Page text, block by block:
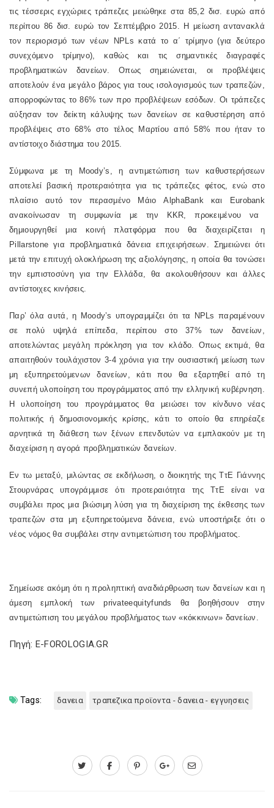
τις τέσσερις εγχώριες τράπεζες μειώθηκε στα 85,2 δισ. ευρώ από
περίπου 86 δισ. ευρώ τον Σεπτέμβριο 2015. Η μείωση αντανακλά
τον περιορισμό των νέων
NPLs κατά το α΄ τρίμηνο (για δεύτερο
συνεχόμενο τρίμηνο), καθώς και τις σημαντικές διαγραφές
προβληματικών δανείων. Οπως σημειώνεται, οι προβλέψεις
αποτελούν ένα μεγάλο βάρος για τους ισολογισμούς των τραπεζών,
απορροφώντας το 86% των προ προβλέψεων εσόδων. Οι τράπεζες
αύξησαν τον δείκτη κάλυψης των δανείων σε καθυστέρηση από
προβλέψεις στο 68% στο τέλος Μαρτίου από 58% που ήταν το
αντίστοιχο διάστημα του 2015.
Σύμφωνα με τη Moody’s , η αντιμετώπιση των καθυστερήσεων
αποτελεί βασική προτεραιότητα για τις τράπεζες φέτος, ενώ στο
πλαίσιο αυτό τον περασμένο ΜάιοAlphaBank και
Eurobank
ανακοίνωσαν τη συμφωνία με την
KKR, προκειμένου να
δημιουργηθεί μια κοινή πλατφόρμα που θα διαχειρίζεται η
Pillarstone για προβληματικά δάνεια επιχειρήσεων. Σημειώνει ότι
μετά την επιτυχή ολοκλήρωση της αξιολόγησης, η οποία θα τονώσει
την εμπιστοσύνη για την Ελλάδα, θα ακολουθήσουν και άλλες
αντίστοιχες κινήσεις.
Παρ’ όλα αυτά, η Moody’s υπογραμμίζει ότι τα NPLs παραμένουν
σε πολύ υψηλά επίπεδα, περίπου στο 37% των δανείων,
αποτελώντας μεγάλη πρόκληση για τον κλάδο. Οπως εκτιμά, θα
απαιτηθούν τουλάχιστον 3-4 χρόνια για την ουσιαστική μείωση των
μη εξυπηρετούμενων δανείων, κάτι που θα εξαρτηθεί από τη
συνεπή υλοποίηση του προγράμματος από την ελληνική κυβέρνηση.
Η υλοποίηση του προγράμματος θα μειώσει τον κίνδυνο νέας
πολιτικής ή δημοσιονομικής κρίσης, κάτι το οποίο θα επηρέαζε
αρνητικά τη διάθεση των ξένων επενδυτών να εμπλακούν με τη
διαχείριση η αγορά προβληματικών δανείων.
Εν τω μεταξύ, μιλώντας σε εκδήλωση, ο διοικητής της ΤτΕ Γιάννης
Στουρνάρας υπογράμμισε ότι προτεραιότητα της ΤτΕ είναι να
συμβάλει προς μια βιώσιμη λύση για τη διαχείριση της έκθεσης των
τραπεζών στα μη εξυπηρετούμενα δάνεια, ενώ υποστήριξε ότι ο
νέος νόμος θα συμβάλει στην αντιμετώπιση του προβλήματος.
Σημείωσε ακόμη ότι η προληπτική αναδιάρθρωση των δανείων και η
άμεση εμπλοκή τωνprivateequityfunds
θα βοηθήσουν στην
αντιμετώπιση του μεγάλου προβλήματος των «κόκκινων» δανείων.
Πηγή: E-FOROLOGIA.GR
Tags: δανεια τραπεζικα προϊοντα - δανεια - εγγυησεις